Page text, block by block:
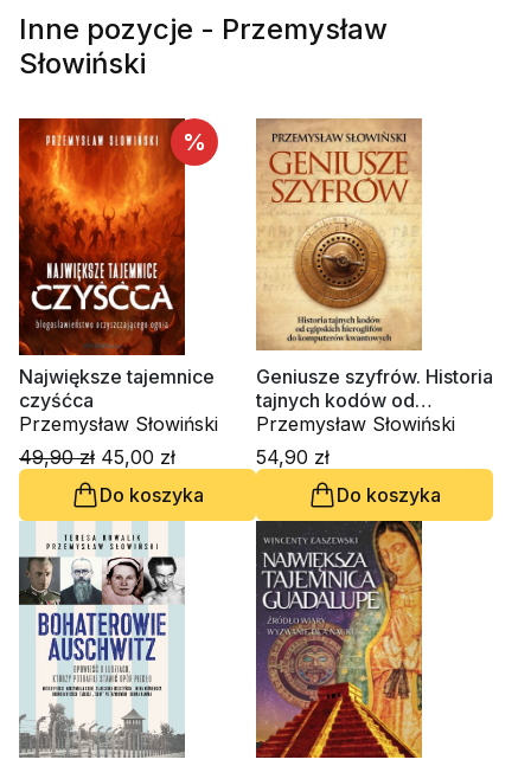
Inne pozycje - Przemysław
Słowiński
%
Największe tajemnice
czyśćca
Przemysław Słowiński
49,90 zł 45,00 zł
Do koszyka
Geniusze szyfrów. Historia
tajnych kodów od
egipskich hieroglifów do
komputerów kwantowych
Przemysław Słowiński
54,90 zł
Do koszyka